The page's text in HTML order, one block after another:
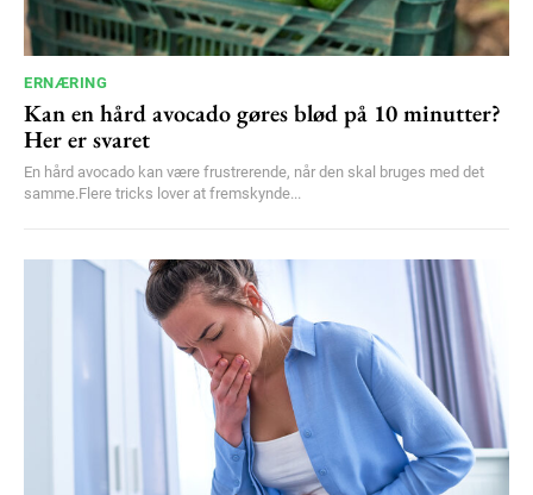
ERNÆRING
Kan en hård avocado gøres blød på 10 minutter?
Her er svaret
En hård avocado kan være frustrerende, når den skal bruges med det
samme.Flere tricks lover at fremskynde...